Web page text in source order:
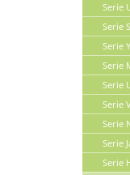
Serie
Serie
Serie
Serie
Serie
Serie
Serie
Serie
Serie